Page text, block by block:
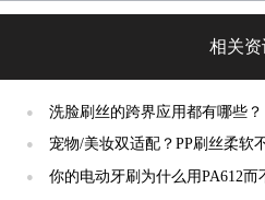
相关资
● 洗脸刷丝的跨界应用都有哪些？
●
宠物/美妆双适配？PP刷丝柔软
小众应用新场景
● 你的电动牙刷为什么用PA612而